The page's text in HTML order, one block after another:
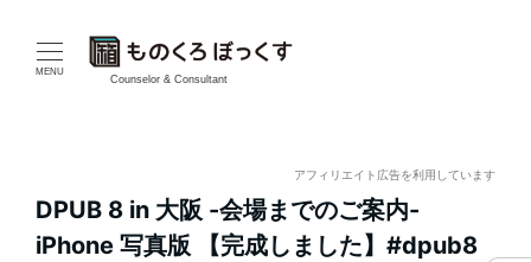
MENU
Counselor & Consultant
アフィリエイト広告を利用しています
DPUB 8 in 大阪 -会場までのご案内-
iPhone 写真版 【完成しました】#dpub8